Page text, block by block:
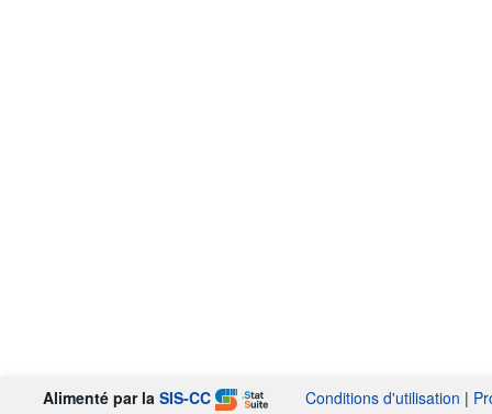
Alimenté par la SIS-CC Conditions d'utilisation |